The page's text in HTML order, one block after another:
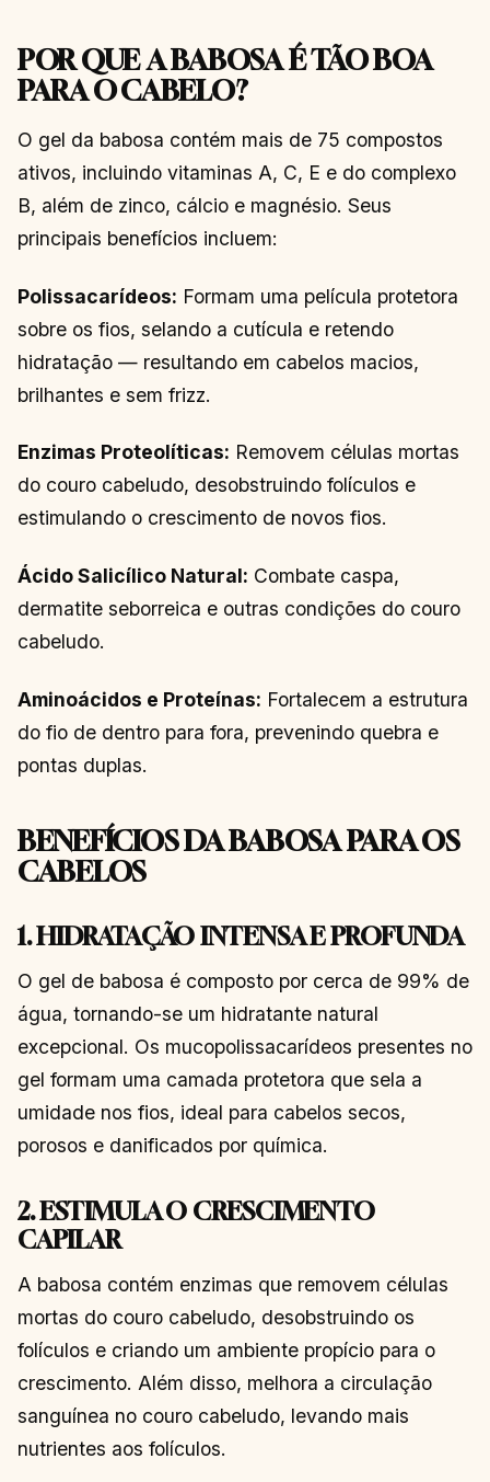
POR QUE A BABOSA É TÃO BOA
PARA O CABELO?
O gel da babosa contém mais de 75 compostos
ativos, incluindo vitaminas A, C, E e do complexo
B, além de zinco, cálcio e magnésio. Seus
principais benefícios incluem:
Polissacarídeos: Formam uma película protetora
sobre os fios, selando a cutícula e retendo
hidratação — resultando em cabelos macios,
brilhantes e sem frizz.
Enzimas Proteolíticas: Removem células mortas
do couro cabeludo, desobstruindo folículos e
estimulando o crescimento de novos fios.
Ácido Salicílico Natural: Combate caspa,
dermatite seborreica e outras condições do couro
cabeludo.
Aminoácidos e Proteínas: Fortalecem a estrutura
do fio de dentro para fora, prevenindo quebra e
pontas duplas.
BENEFÍCIOS DA BABOSA PARA OS
CABELOS
1. HIDRATAÇÃO INTENSA E PROFUNDA
O gel de babosa é composto por cerca de 99% de
água, tornando-se um hidratante natural
excepcional. Os mucopolissacarídeos presentes no
gel formam uma camada protetora que sela a
umidade nos fios, ideal para cabelos secos,
porosos e danificados por química.
2. ESTIMULA O CRESCIMENTO
CAPILAR
A babosa contém enzimas que removem células
mortas do couro cabeludo, desobstruindo os
folículos e criando um ambiente propício para o
crescimento. Além disso, melhora a circulação
sanguínea no couro cabeludo, levando mais
nutrientes aos folículos.